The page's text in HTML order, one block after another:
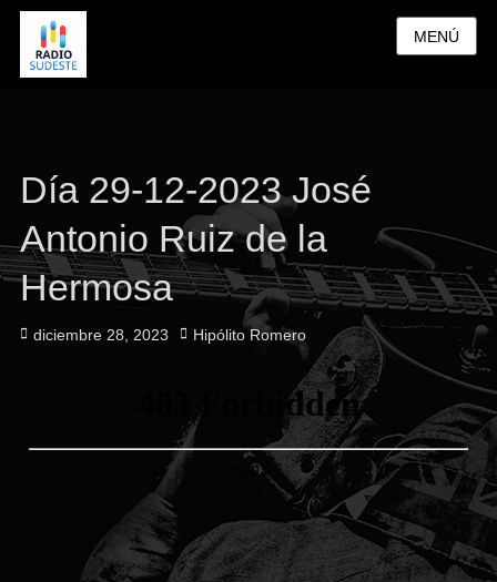
MENÚ
Día 29-12-2023 José
Antonio Ruiz de la
Hermosa
Publicado
diciembre 28, 2023 Autor
Hipólito Romero